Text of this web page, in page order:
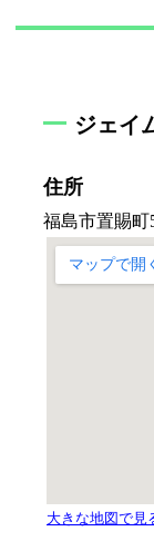
ジェイ
住所